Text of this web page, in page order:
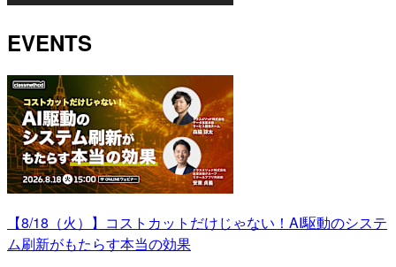
EVENTS
【8/18（火）】コストカットだけじゃない！AI駆動のシステ
ム刷新がもたらす本当の効果